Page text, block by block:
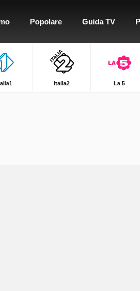
Popolare Guida TV
Italia2 La 5